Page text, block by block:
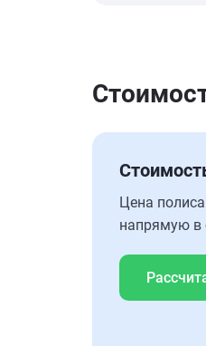
Цена
напрямую в